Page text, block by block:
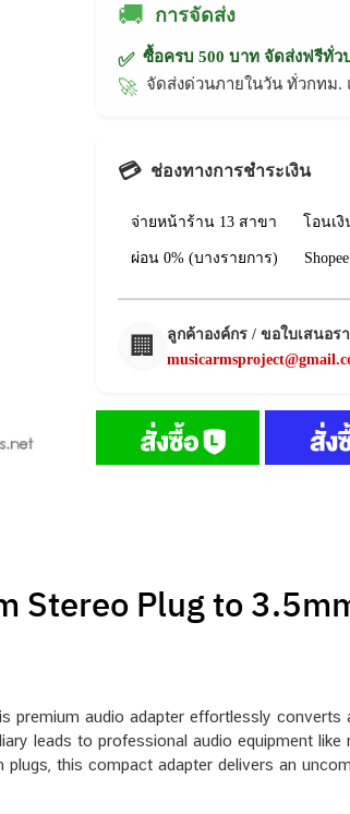
🚚 การจัดส่ง
✅ ซื้อครบ 500 บาท จัดส่งฟรีทั่ว
🚀 จัดส่งด่วนภายในวัน ทั่วกทม
💳 ช่องทางการชำระเงิน
จ่ายหน้าร้าน 13 สาขา โอนเงิ
ผ่อน 0% (บางรายการ) Shopee
🏢
ลูกค้าองค์กร / ขอใบเสนอร
Stereo Plug to
premium audio adapter effortlessly
leads to professional audio equipment like
this compact adapter delivers an